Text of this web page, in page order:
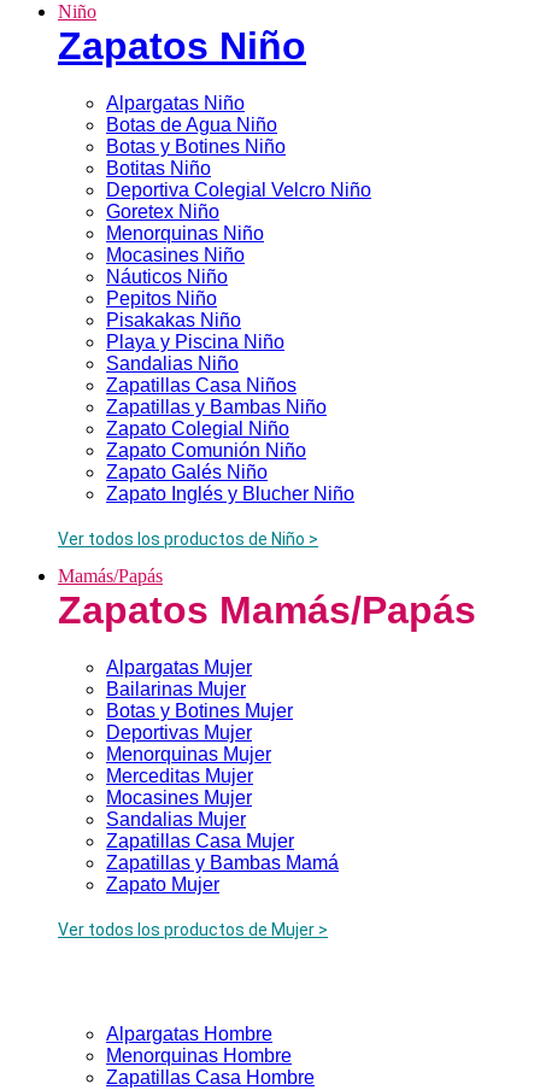
Niño
Zapatos Niño
Alpargatas Niño
Botas de Agua Niño
Botas y Botines Niño
Botitas Niño
Deportiva Colegial Velcro Niño
Goretex Niño
Menorquinas Niño
Mocasines Niño
Náuticos Niño
Pepitos Niño
Pisakakas Niño
Playa y Piscina Niño
Sandalias Niño
Zapatillas Casa Niños
Zapatillas y Bambas Niño
Zapato Colegial Niño
Zapato Comunión Niño
Zapato Galés Niño
Zapato Inglés y Blucher Niño
Ver todos los productos de Niño >
Mamás/Papás
Zapatos Mamás/Papás
Alpargatas Mujer
Bailarinas Mujer
Botas y Botines Mujer
Deportivas Mujer
Menorquinas Mujer
Merceditas Mujer
Mocasines Mujer
Sandalias Mujer
Zapatillas Casa Mujer
Zapatillas y Bambas Mamá
Zapato Mujer
Ver todos los productos de Mujer >
Alpargatas Hombre
Menorquinas Hombre
Zapatillas Casa Hombre